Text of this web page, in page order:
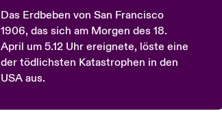
Das Erdbeben von San Francisco
1906, das sich am Morgen des 18.
April um 5.12 Uhr ereignete, löste eine
der tödlichsten Katastrophen in den
USA aus.